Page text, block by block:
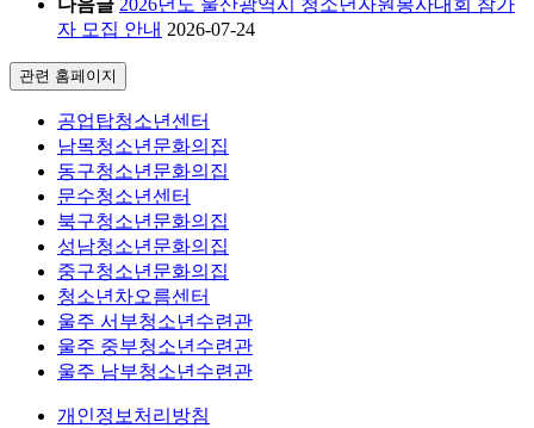
다음글 2026년도 울산광역시 청소년자원봉사대회 참가
자 모집 안내 2026-07-24
관련 홈페이지
공업탑청소년센터
남목청소년문화의집
동구청소년문화의집
문수청소년센터
북구청소년문화의집
성남청소년문화의집
중구청소년문화의집
청소년차오름센터
울주 서부청소년수련관
울주 중부청소년수련관
울주 남부청소년수련관
개인정보처리방침